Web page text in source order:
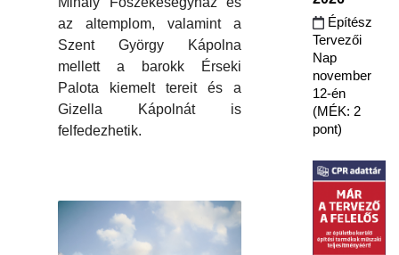
az altemplom, valamint a
Szent György Kápolna
mellett a barokk Érseki
Palota kiemelt tereit és a
Gizella Kápolnát is
felfedezhetik.
Építész
Tervezői
Nap
november
12-én
(MÉK: 2
pont)